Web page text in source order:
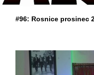
#96: Rosnice prosinec